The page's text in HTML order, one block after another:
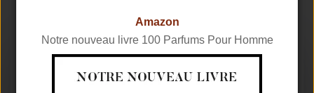
Amazon
Notre nouveau livre 100 Parfums Pour Homme